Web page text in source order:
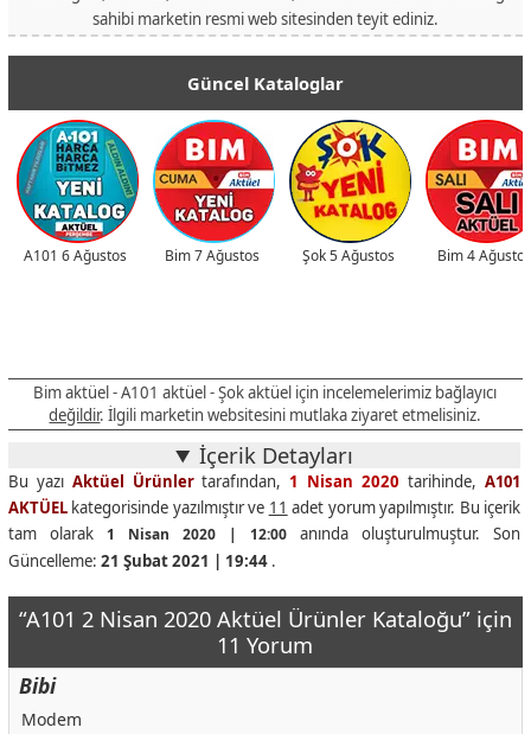
sahibi marketin resmi web sitesinden teyit ediniz.
Güncel Kataloglar
A101 6 Ağustos Bim 7 Ağustos Şok 5 Ağustos Bim 4 Ağustos
Bim aktüel - A101 aktüel - Şok aktüel için incelemelerimiz bağlayıcı
değildir. İlgili marketin websitesini mutlaka ziyaret etmelisiniz.
İçerik Detayları
Bu yazı Aktüel Ürünlertarafından, 1 Nisan 2020 tarihinde,A101
AKTÜELkategorisinde yazılmıştır ve 11 adet yorum yapılmıştır. Bu içerik
tam olarak 1 Nisan 2020 | 12:00anında oluşturulmuştur. Son
Güncelleme: 21 Şubat 2021 | 19:44.
“A101 2 Nisan 2020 Aktüel Ürünler Kataloğu” için
11 Yorum
Bibi
Modem